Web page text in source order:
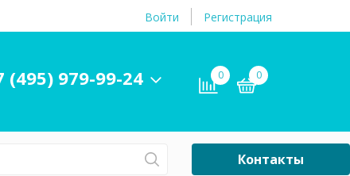
Войти Регистрация
(495) 979-99-24 0 0
Контакты